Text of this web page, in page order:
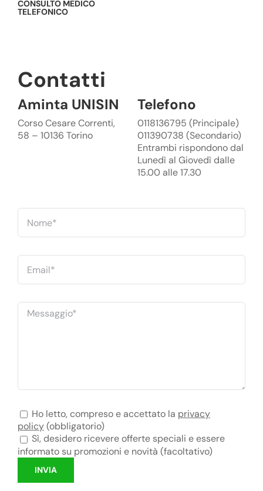
CONSULTO MEDICO
TELEFONICO
Contatti
Aminta UNISIN
Corso Cesare Correnti,
58 – 10136 Torino
Telefono
0118136795 (Principale)
011390738 (Secondario)
Entrambi rispondono dal
Lunedì al Giovedì dalle
15.00 alle 17.30
Ho letto, compreso e accettato la privacy
policy(obbligatorio)
Sì, desidero ricevere offerte speciali e essere
informato su promozioni e novità (facoltativo)